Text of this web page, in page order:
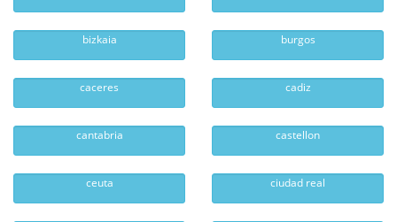
bizkaia burgos
caceres cadiz
cantabria castellon
ceuta ciudad real